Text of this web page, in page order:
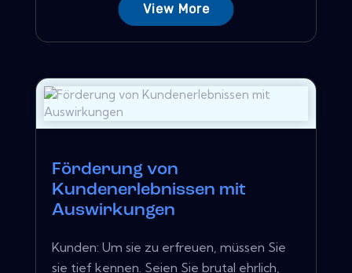
View More
Förderung von
Kundenerlebnissen mit
Auswirkungen
Kunden: Um sie zu erfreuen, müssen Sie
sie tief kennen. Seien Sie brutal ehrlich,